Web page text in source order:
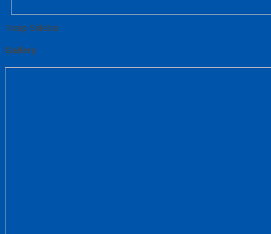
Tutup Sidebar
Gallery